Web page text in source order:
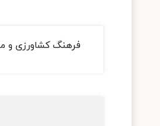
فرهنگ کشاورزی و